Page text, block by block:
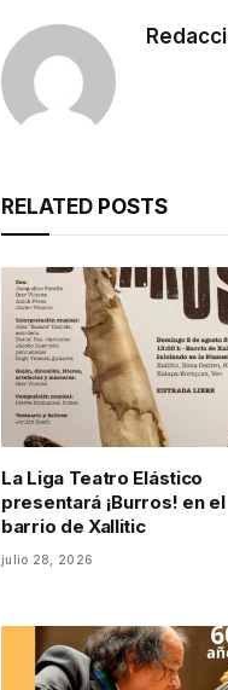
RELATED POSTS
La Liga Teatro Elástico
presentará ¡Burros! en el
barrio de Xallitic
julio 28, 2026